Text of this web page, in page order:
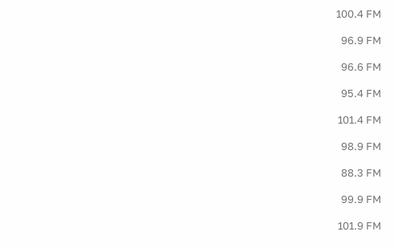
100.4 FM
96.9 FM
96.6 FM
95.4 FM
101.4 FM
98.9 FM
88.3 FM
99.9 FM
101.9 FM